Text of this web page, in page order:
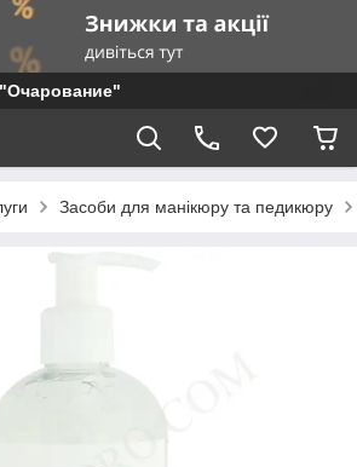
Засоби для манікюру та педикюру